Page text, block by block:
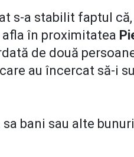
s-a stabilit faptul
în proximitatea
de două
au încercat să-i
bani sau alte